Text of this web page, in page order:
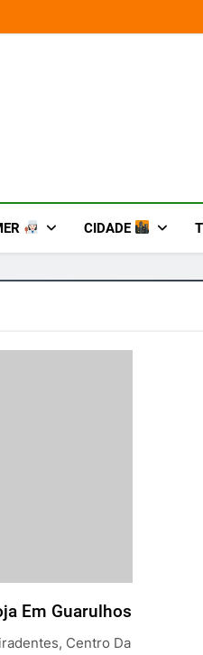
CIDADE
Em Guarulhos
Centro Da